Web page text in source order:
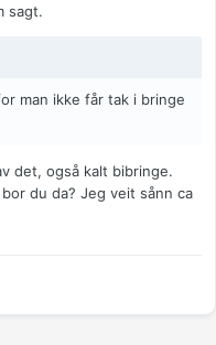
sagt.
man ikke får tak i bringe
det, også kalt bibringe.
du da? Jeg veit sånn ca